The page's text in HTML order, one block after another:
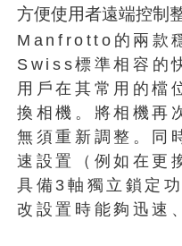
方便使用者遠端控制
Manfrotto的兩款
Swiss標準相容的
用戶在其常用的檔
換相機。將相機再
無須重新調整。同
速設置（例如在更
具備3軸獨立鎖定
改設置時能夠迅速